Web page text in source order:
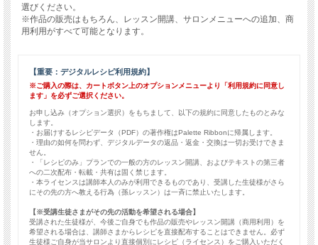
選びください。
※作品の販売はもちろん、レッスン開講、サロンメニューへの追加、商
用利用がすべて可能となります。
【重要：デジタルレシピ利用規約】
※ご購入の際は、カートボタン上のオプションメニューより「利用規約に同意し
ます」を必ずご選択ください。
お申し込み（オプション選択）をもちまして、以下の規約に同意したものとみな
します。
・お届けするレシピデータ（PDF）の著作権はPalette Ribbonに帰属します。
・理由の如何を問わず、デジタルデータの返品・返金・交換は一切お受けできま
せん。
・「レシピのみ」プランでの一般の方のレッスン開講、およびテキストの第三者
への二次配布・転載・共有は固く禁じます。
・本ライセンスは講師本人のみが利用できるものであり、受講した生徒様がさら
にその先の方へ教える行為（孫レッスン）は一斉に禁止いたします。
【※受講生徒さまがその先の活動を希望される場合】
受講された生徒様が、今後ご自身でも作品の販売やレッスン開講（商用利用）を
希望される場合は、講師さまからレシピを直接配布することはできません。必ず
生徒様ご自身が当サロンより直接個別にレシピ（ライセンス）をご購入いただく